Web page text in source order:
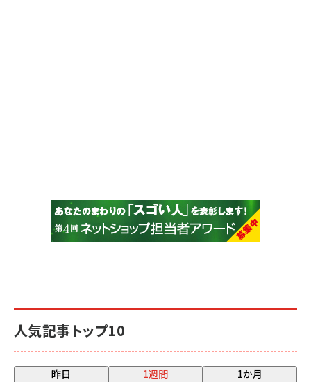
人気記事トップ10
昨日 1週間 1か月